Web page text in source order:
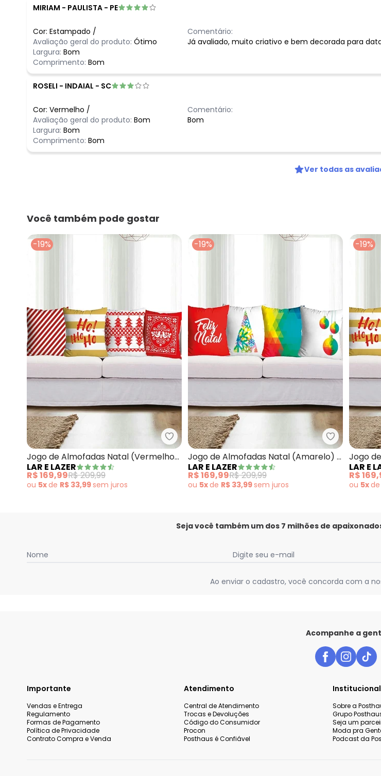
MIRIAM - PAULISTA - PE
Cor: Estampado /
Avaliação geral do produto: Ótimo
Largura: Bom
Comprimento: Bom
Comentário:
Já avaliado, muito criativo e bem decorada para data
ROSELI - INDAIAL - SC
Cor: Vermelho /
Avaliação geral do produto: Bom
Largura: Bom
Comprimento: Bom
Comentário:
Bom
Ver todas as
Você também pode gostar
-19%
Lar e Lazer - Jogo de Almofadas Natal (Vermelho) 4
Jogo de Almofadas Natal (Vermelho)
4 Peças
LAR E LAZER
R$ 169,99R$ 209,99
ou 5xde R$ 33,99sem juros
-19%
Lar e Lazer
Jogo de Almofadas Natal (Amarelo) 4
Peças
LAR E LAZER
R$ 169,99R$ 209,99
ou 5xde R$ 33,99sem juros
-19%
Jogo
Peças
LAR E
R$
ou 5xde
Seja você também um dos 7 milhões de
Nome Digite seu e-mail
Ao enviar o cadastro, você concorda com a
Acompanhe a
Importante
Vendas e Entrega
Regulamento
Formas de Pagamento
Política de Privacidade
Contrato Compra e Venda
Atendimento
Central de Atendimento
Trocas e Devoluções
Código do Consumidor
Procon
Posthaus é Confiável
Institucional
Sobre a
Grupo
Seja um
Moda pra
Podcast da